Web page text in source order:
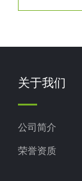
关于我们
公司简介
荣誉资质